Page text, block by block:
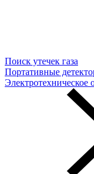
Поиск утечек газа
Портативные
Электротехническое